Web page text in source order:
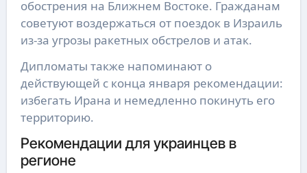
обострения на Ближнем Востоке. Гражданам
советуют воздержаться от поездок в Израиль
из-за угрозы ракетных обстрелов и атак.
Дипломаты также напоминают о
действующей с конца января рекомендации:
избегать Ирана и немедленно покинуть его
территорию.
Рекомендации для украинцев в
регионе